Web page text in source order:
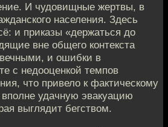
И чудовищные жертвы, в
населения. Здесь
и приказы «держаться до
вне общего контекста
и ошибки в
с недооценкой темпов
что привело к фактическому
удачную эвакуацию
выглядит бегством.